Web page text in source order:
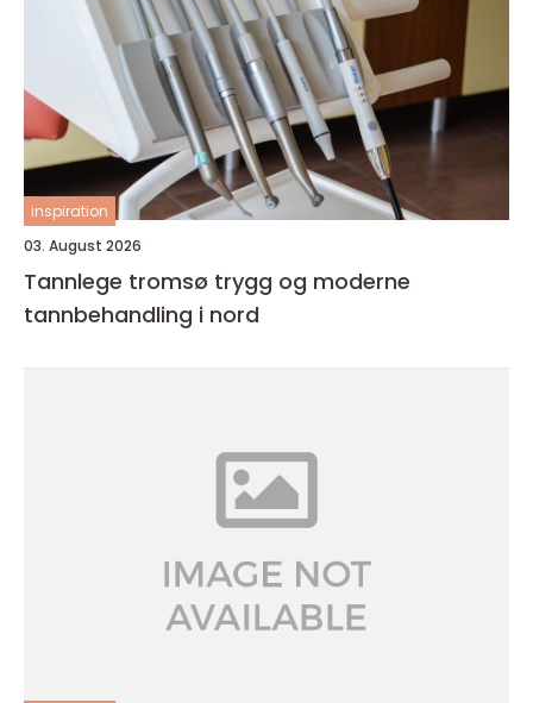
inspiration
03. August 2026
Tannlege tromsø trygg og moderne
tannbehandling i nord